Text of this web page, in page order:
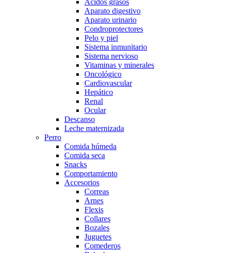
Acidos grasos
Aparato digestivo
Aparato urinario
Condroprotectores
Pelo y piel
Sistema inmunitario
Sistema nervioso
Vitaminas y minerales
Oncológico
Cardiovascular
Hepático
Renal
Ocular
Descanso
Leche maternizada
Perro
Comida húmeda
Comida seca
Snacks
Comportamiento
Accesorios
Correas
Arnes
Flexis
Collares
Bozales
Juguetes
Comederos